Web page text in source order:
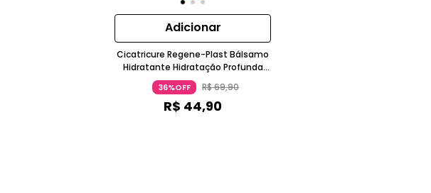
Adicionar
Cicatricure Regene-Plast Bálsamo
Hidratante Hidratação Profunda
Azul Turquesa Cicatricure
36%OFF R$69,90
R$ 44,90